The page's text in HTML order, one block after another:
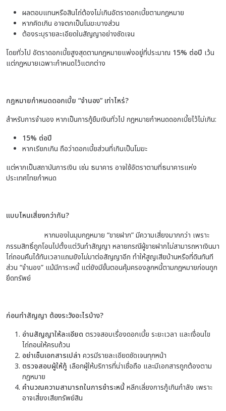
ผลตอบแทนหรือสินไถ่ต้องไม่เกินอัตราดอกเบี้ยตามกฎหมาย
หากคิดเกิน อาจตกเป็นโมฆะบางส่วน
ต้องระบุรายละเอียดในสัญญาอย่างชัดเจน
โดยทั่วไป อัตราดอกเบี้ยสูงสุดตามกฎหมายแพ่งอยู่ที่ประมาณ 15% ต่อปี เว้น
แต่กฎหมายเฉพาะกำหนดไว้แตกต่าง
กฎหมายกำหนดดอกเบี้ย “จำนอง” เท่าไหร่?
สำหรับการจำนอง หากเป็นการกู้ยืมเงินทั่วไป กฎหมายกำหนดดอกเบี้ยไว้ไม่เกิน:
15% ต่อปี
หากเรียกเกิน ถือว่าดอกเบี้ยส่วนที่เกินเป็นโมฆะ
แต่หากเป็นสถาบันการเงิน เช่น ธนาคาร อาจใช้อัตราตามที่ธนาคารแห่ง
ประเทศไทยกำหนด
แบบไหนเสี่ยงกว่ากัน?
หากมองในมุมกฎหมาย “ขายฝาก” มีความเสี่ยงมากกว่า เพราะ
กรรมสิทธิ์ถูกโอนไปตั้งแต่วันทำสัญญา หลายกรณีผู้ขายฝากไม่สามารถหาเงินมา
ไถ่ถอนคืนได้ทันเวลาแถมยังไม่มาต่อสัญญาอีก ทำให้สูญเสียบ้านหรือที่ดินทันที
ส่วน “จำนอง” แม้มีภาระหนี้ แต่ยังมีขั้นตอนคุ้มครองลูกหนี้ตามกฎหมายก่อนถูก
ยึดทรัพย์
ก่อนทำสัญญา ต้องระวังอะไรบ้าง?
อ่านสัญญาให้ละเอียด ตรวจสอบเรื่องดอกเบี้ย ระยะเวลา และเงื่อนไข
ไถ่ถอนให้ครบถ้วน
อย่าเซ็นเอกสารเปล่า ควรมีรายละเอียดชัดเจนทุกหน้า
ตรวจสอบผู้ให้กู้ เลือกผู้ให้บริการที่น่าเชื่อถือ และมีเอกสารถูกต้องตาม
กฎหมาย
คำนวณความสามารถในการชำระหนี้หลีกเลี่ยงการกู้เกินกำลัง เพราะ
อาจเสี่ยงเสียทรัพย์สิน